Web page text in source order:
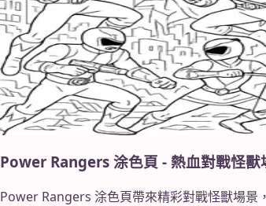
Power Rangers 涂色頁 - 熱血對戰怪
Power Rangers 涂色頁帶來精彩對戰怪獸場景